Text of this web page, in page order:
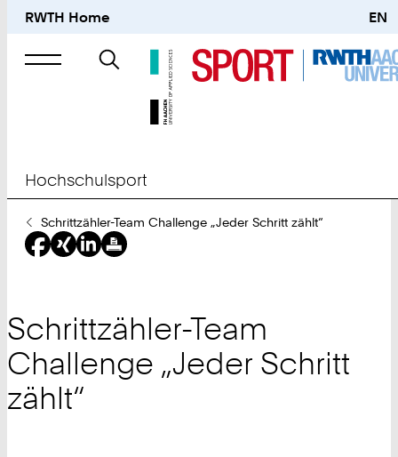
RWTH Home EN
Suche
nach
Hochschulsport
Sie
sind
hier:
Schrittzähler-Team Challenge „Jeder Schritt zählt“
Schrittzähler-Team
Challenge „Jeder Schritt
zählt“